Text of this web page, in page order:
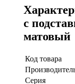
с
матовый
Код товара
Серия